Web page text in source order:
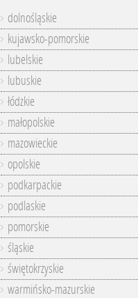
dolnośląskie
kujawsko-pomorskie
lubelskie
lubuskie
łódzkie
małopolskie
mazowieckie
opolskie
podkarpackie
podlaskie
pomorskie
śląskie
świętokrzyskie
warmińsko-mazurskie